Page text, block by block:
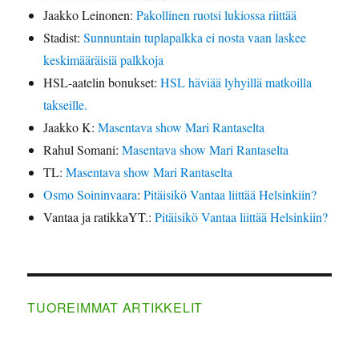
Jaakko Leinonen:Pakollinen ruotsi lukiossa riittää
Stadist:Sunnuntain tuplapalkka ei nosta vaan laskee
keskimääräisiä palkkoja
HSL-aatelin bonukset:HSL häviää lyhyillä matkoilla
takseille.
Jaakko K:Masentava show Mari Rantaselta
Rahul Somani:Masentava show Mari Rantaselta
TL:Masentava show Mari Rantaselta
Osmo Soininvaara:Pitäisikö Vantaa liittää Helsinkiin?
Vantaa ja ratikkaYT.:Pitäisikö Vantaa liittää Helsinkiin?
TUOREIMMAT ARTIKKELIT